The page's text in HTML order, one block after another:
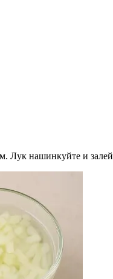
Лук нашинкуйте и